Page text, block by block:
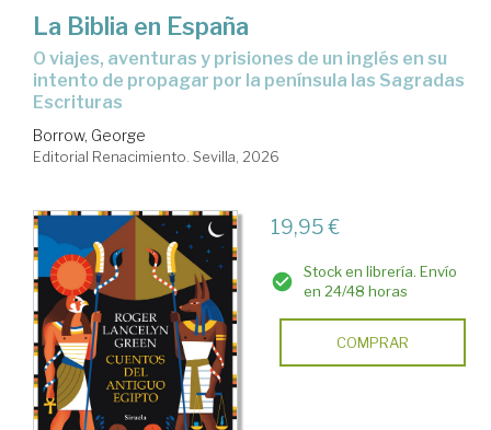
La Biblia en España
o viajes, aventuras y prisiones de un inglés en su
intento de propagar por la península las Sagradas
Escrituras
Borrow, George
Editorial Renacimiento. Sevilla, 2026
19,95 €
Stock en librería. Envío
en 24/48 horas
COMPRAR